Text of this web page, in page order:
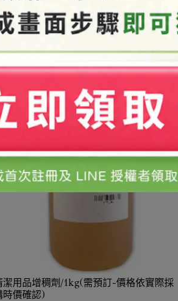
潔用品增稠劑/1kg(需預訂-價格依實際採
時價確認)